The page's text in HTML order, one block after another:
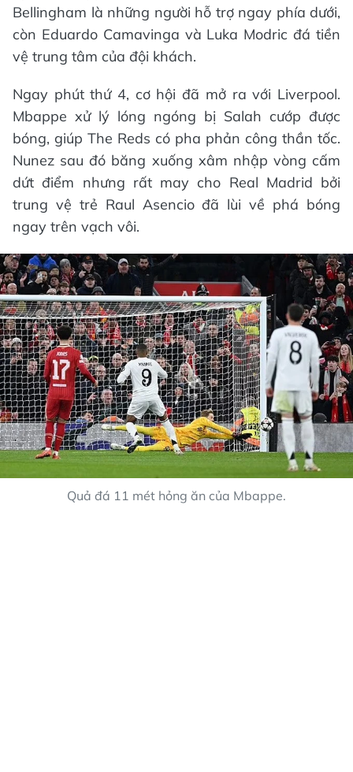
Bellingham là những người hỗ trợ ngay phía dưới,
còn Eduardo Camavinga và Luka Modric đá tiền
vệ trung tâm của đội khách.
Ngay phút thứ 4, cơ hội đã mở ra với Liverpool.
Mbappe xử lý lóng ngóng bị Salah cướp được
bóng, giúp The Reds có pha phản công thần tốc.
Nunez sau đó băng xuống xâm nhập vòng cấm
dứt điểm nhưng rất may cho Real Madrid bởi
trung vệ trẻ Raul Asencio đã lùi về phá bóng
ngay trên vạch vôi.
Quả đá 11 mét hỏng ăn của Mbappe.